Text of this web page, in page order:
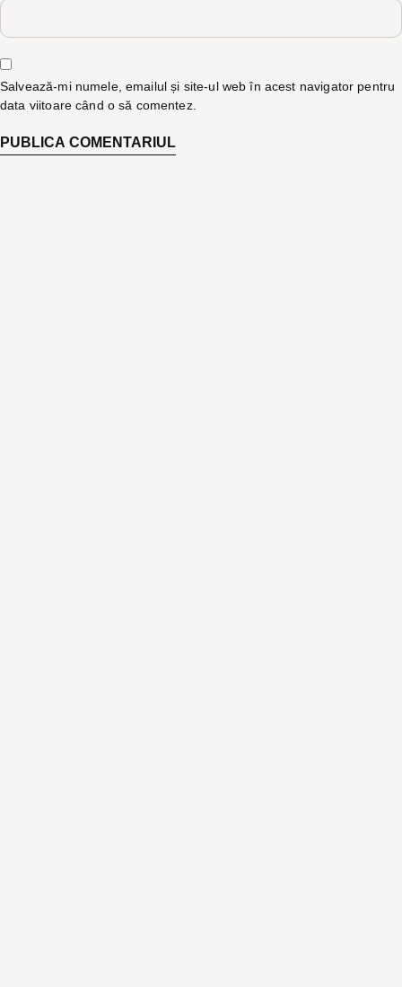
Salvează-mi numele, emailul și site-ul web în acest navigator pentru
data viitoare când o să comentez.